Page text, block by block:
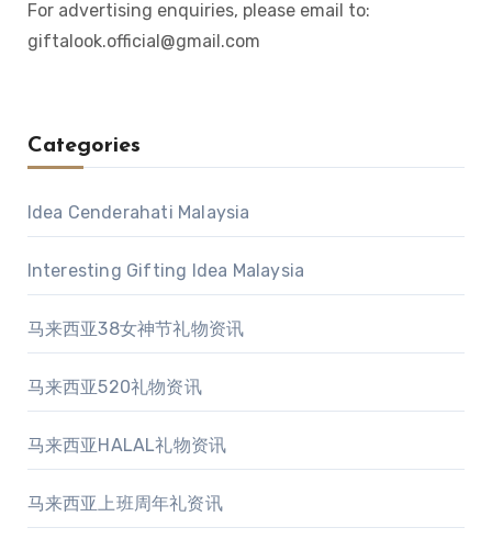
For advertising enquiries, please email to:
giftalook.official@gmail.com
Categories
Idea Cenderahati Malaysia
Interesting Gifting Idea Malaysia
马来西亚38女神节礼物资讯
马来西亚520礼物资讯
马来西亚HALAL礼物资讯
马来西亚上班周年礼资讯